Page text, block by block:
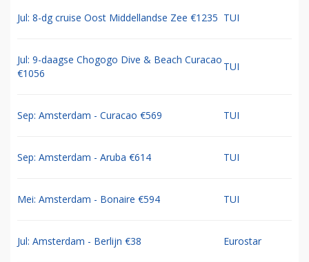
Jul: 8-dg cruise Oost Middellandse Zee €1235 TUI
Jul: 9-daagse Chogogo Dive & Beach Curacao
€1056
TUI
Sep: Amsterdam - Curacao €569 TUI
Sep: Amsterdam - Aruba €614 TUI
Mei: Amsterdam - Bonaire €594 TUI
Jul: Amsterdam - Berlijn €38 Eurostar